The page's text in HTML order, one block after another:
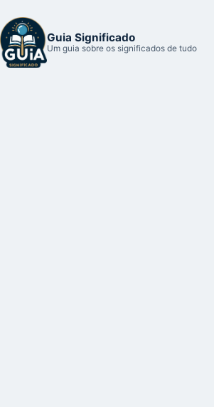
Guia Significado
Um guia sobre os significados de tudo